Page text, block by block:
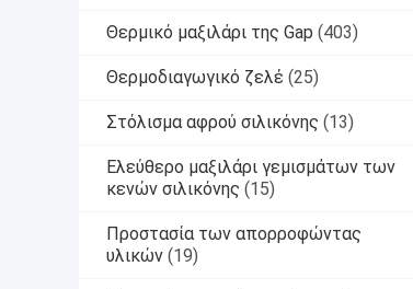
Θερμικό μαξιλάρι της Gap (403)
Θερμοδιαγωγικό ζελέ (25)
Στόλισμα αφρού σιλικόνης (13)
Ελεύθερο μαξιλάρι γεμισμάτων των
κενών σιλικόνης (15)
Προστασία των απορροφώντας
υλικών (19)